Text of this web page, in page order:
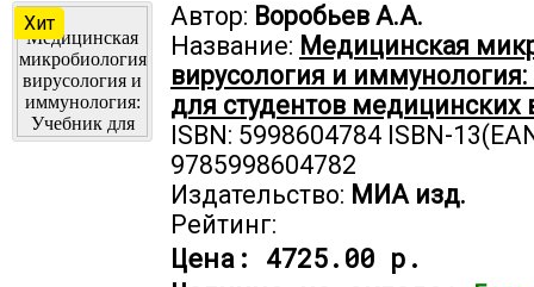
Хит Автор: Воробьев А.А.
Название: Медицинская
вирусология и
для студентов медицинских
ISBN: 5998604784 ISBN-
9785998604782
Издательство: МИА изд.
Рейтинг:
Цена: 4725.00 р.